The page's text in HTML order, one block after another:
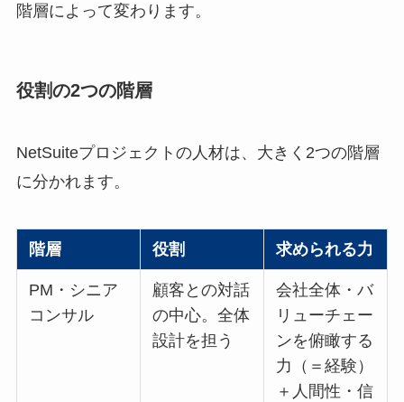
階層によって変わります。
役割の2つの階層
NetSuiteプロジェクトの人材は、大きく2つの階層
に分かれます。
階層 役割 求められる力
PM・シニア
コンサル
顧客との対話
の中心。全体
設計を担う
会社全体・バ
リューチェー
ンを俯瞰する
力（＝経験）
＋人間性・信